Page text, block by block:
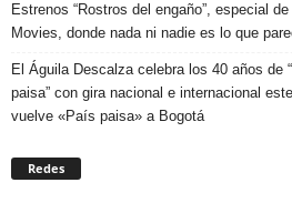
Estrenos “Rostros del engaño”, especial
Movies, donde nada ni nadie es lo que
El Águila Descalza celebra los 40 años de
paisa” con gira nacional e internacional
vuelve «País paisa» a Bogotá
Redes